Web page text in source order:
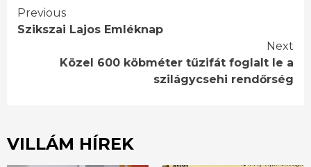
Continue
Previous
Szikszai Lajos Emléknap
Next
Közel 600 köbméter tűzifát foglalt le a
szilágycsehi rendőrség
VILLÁM HÍREK